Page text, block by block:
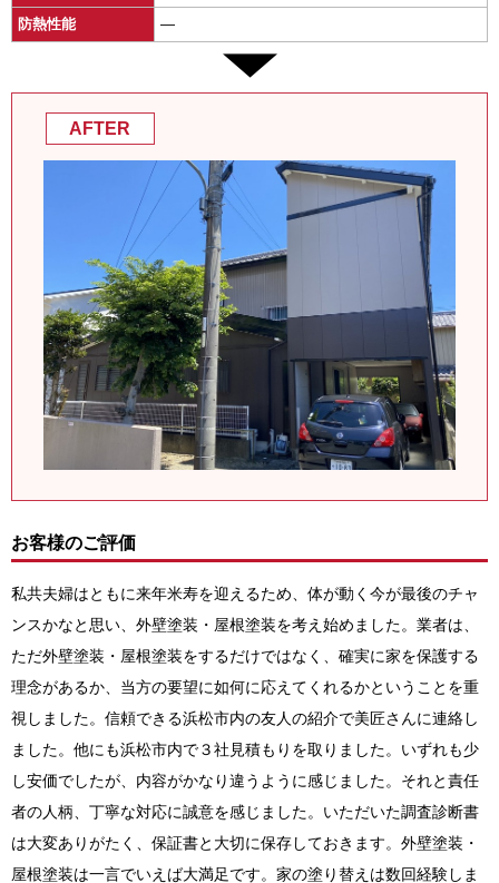
防熱性能 ―
AFTER
お客様のご評価
私共夫婦はともに来年米寿を迎えるため、体が動く今が最後のチャ
ンスかなと思い、外壁塗装・屋根塗装を考え始めました。業者は、
ただ外壁塗装・屋根塗装をするだけではなく、確実に家を保護する
理念があるか、当方の要望に如何に応えてくれるかということを重
視しました。信頼できる浜松市内の友人の紹介で美匠さんに連絡し
ました。他にも浜松市内で３社見積もりを取りました。いずれも少
し安価でしたが、内容がかなり違うように感じました。それと責任
者の人柄、丁寧な対応に誠意を感じました。いただいた調査診断書
は大変ありがたく、保証書と大切に保存しておきます。外壁塗装・
屋根塗装は一言でいえば大満足です。家の塗り替えは数回経験しま